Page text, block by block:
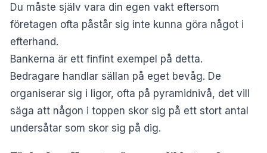
Du måste själv vara din egen vakt eftersom
företagen ofta påstår sig inte kunna göra något i
efterhand.
Bankerna är ett finfint exempel på detta.
Bedragare handlar sällan på eget bevåg. De
organiserar sig i ligor, ofta på pyramidnivå, det vill
säga att någon i toppen skor sig på ett stort antal
undersåtar som skor sig på dig.